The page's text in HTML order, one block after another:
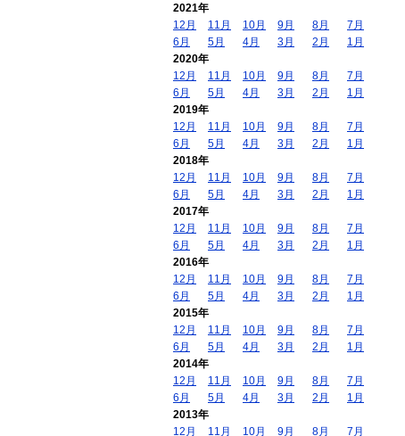
2021年
12月
11月 10月 9月 8月
7月
6月
5月 4月 3月 2月
1月
2020年
12月
11月 10月 9月 8月
7月
6月
5月 4月 3月 2月
1月
2019年
12月
11月 10月 9月 8月
7月
6月
5月 4月 3月 2月
1月
2018年
12月
11月 10月 9月 8月
7月
6月
5月 4月 3月 2月
1月
2017年
12月
11月 10月 9月 8月
7月
6月
5月 4月 3月 2月
1月
2016年
12月
11月 10月 9月 8月
7月
6月
5月 4月 3月 2月
1月
2015年
12月
11月 10月 9月 8月
7月
6月
5月 4月 3月 2月
1月
2014年
12月
11月 10月 9月 8月
7月
6月
5月 4月 3月 2月
1月
2013年
12月
11月 10月 9月 8月 7月